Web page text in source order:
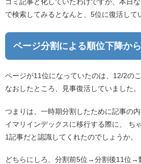
で検索してみるとなんと、5位に復活して
ページ分割による順位下降か
ページが11位になっていたのは、12/2の
なおしたところ、見事復活していました。
つまりは、一時期分割したために記事の
イマリインデックスに移行する際に、 ち
1記事だと認識してくれたのでしょうか。
どちらにしろ、分割前5位→分割後11位→